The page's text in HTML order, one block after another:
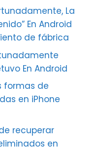
La
En Android
de fábrica
En Android
formas de
en iPhone
recuperar
en